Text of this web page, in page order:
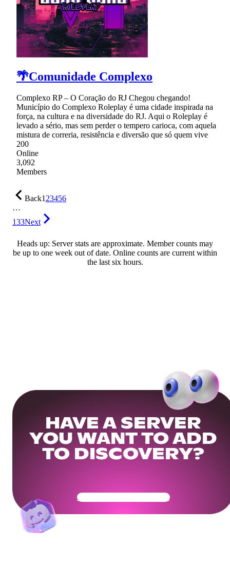
🌴Comunidade Complexo
Complexo RP – O Coração do RJ Chegou chegando!
Município do Complexo Roleplay é uma cidade inspirada na
força, na cultura e na diversidade do RJ. Aqui o Roleplay é
levado a sério, mas sem perder o tempero carioca, com aquela
mistura de correria, resistência e diversão que só quem vive
200
Online
3,092
Members
Back123456
…
133Next
Heads up: Server stats are approximate. Member counts may
be up to one week out of date. Online counts are current within
the last six hours.
HAVE A SERVER
YOU WANT TO ADD
TO DISCOVERY?
Get Your Community Ready